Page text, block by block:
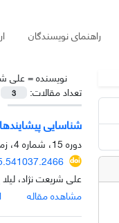
راهنمای نویسندگان
نویسنده =علی
تعداد مقالات:
3
شناسایی
دوره 15، شماره 4، زمستان 1404، صفحه
علی شریعت نژاد،
مشاهده مقاله